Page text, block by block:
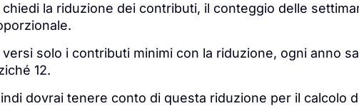
chiedi la riduzione dei contributi, il conteggio delle
versi solo i contributi minimi con la riduzione, ogni anno
12.
dovrai tenere conto di questa riduzione per il calcolo